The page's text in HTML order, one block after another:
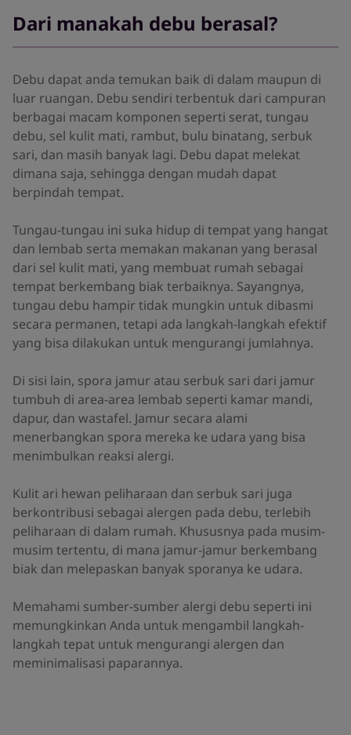
Dari manakah debu berasal?
Debu dapat anda temukan baik di dalam maupun di
luar ruangan. Debu sendiri terbentuk dari campuran
berbagai macam komponen seperti serat, tungau
debu, sel kulit mati, rambut, bulu binatang, serbuk
sari, dan masih banyak lagi. Debu dapat melekat
dimana saja, sehingga dengan mudah dapat
berpindah tempat.
Tungau-tungau ini suka hidup di tempat yang hangat
dan lembab serta memakan makanan yang berasal
dari sel kulit mati, yang membuat rumah sebagai
tempat berkembang biak terbaiknya. Sayangnya,
tungau debu hampir tidak mungkin untuk dibasmi
secara permanen, tetapi ada langkah-langkah efektif
yang bisa dilakukan untuk mengurangi jumlahnya.
Di sisi lain, spora jamur atau serbuk sari dari jamur
tumbuh di area-area lembab seperti kamar mandi,
dapur, dan wastafel. Jamur secara alami
menerbangkan spora mereka ke udara yang bisa
menimbulkan reaksi alergi.
Kulit ari hewan peliharaan dan serbuk sari juga
berkontribusi sebagai alergen pada debu, terlebih
peliharaan di dalam rumah. Khususnya pada musim-
musim tertentu, di mana jamur-jamur berkembang
biak dan melepaskan banyak sporanya ke udara.
Memahami sumber-sumber alergi debu seperti ini
memungkinkan Anda untuk mengambil langkah-
langkah tepat untuk mengurangi alergen dan
meminimalisasi paparannya.